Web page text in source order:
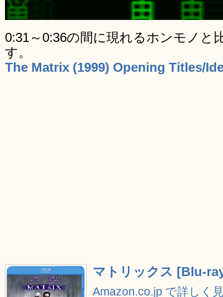
0:31～0:36の間に現れるホンモノと
す。
The Matrix (1999) Opening Titles/
マトリックス [Blu-
Amazon.co.jp で詳しく